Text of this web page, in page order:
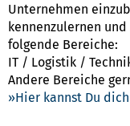
Unternehmen
kennenzulernen
folgende Bereiche:
IT / Logistik /
Andere Bereiche
Hier kannst Du